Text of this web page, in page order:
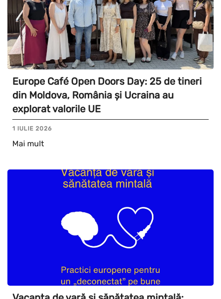
Europe Café Open Doors Day: 25 de tineri
din Moldova, România și Ucraina au
explorat valorile UE
1 IULIE 2026
Mai mult